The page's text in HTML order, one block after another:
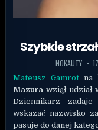
Szybkie
NOKAUTY
Mateusz Gamrot na
Mazura wziął udział
Dziennikarz
wskazać nazwisko
pasuje do danej